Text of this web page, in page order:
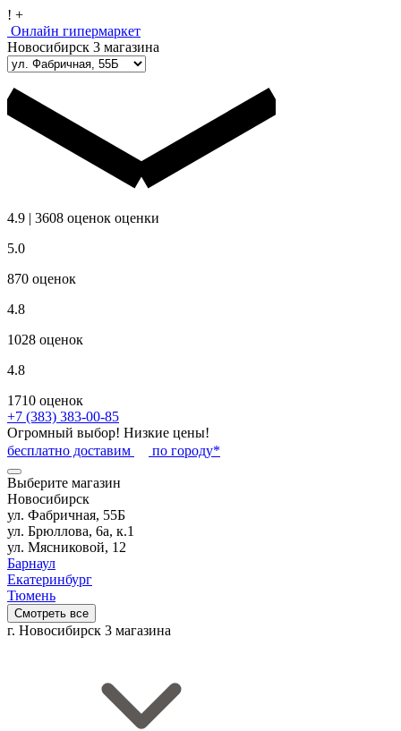
! +
Онлайн гипермаркет
Новосибирск 3 магазина
4.9 | 3608 оценок оценки
5.0
870 оценок
4.8
1028 оценок
4.8
1710 оценок
+7 (383) 383-00-85
Огромный выбор! Низкие цены!
бесплатно доставим
по городу*
Выберите магазин
Новосибирск
ул. Фабричная, 55Б
ул. Брюллова, 6а, к.1
ул. Мясниковой, 12
Барнаул
Екатеринбург
Тюмень
Смотреть все
г. Новосибирск 3 магазина